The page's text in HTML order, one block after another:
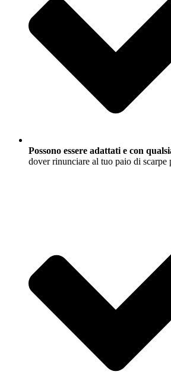
Possono essere adattati e con
dover rinunciare al tuo paio di scarpe